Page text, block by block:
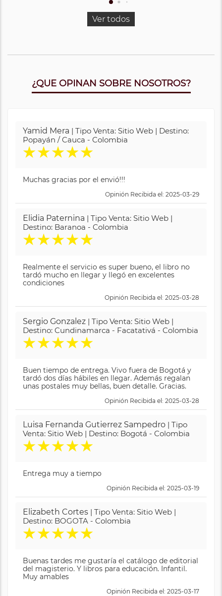
Ver todos
¿QUE OPINAN SOBRE NOSOTROS?
Yamid Mera | Tipo Venta: Sitio Web | Destino:
Popayán / Cauca - Colombia
★★★★★
Muchas gracias por el envió!!!
Opinión Recibida el: 2025-03-29
Elidia Paternina | Tipo Venta: Sitio Web |
Destino: Baranoa - Colombia
★★★★★
Realmente el servicio es super bueno, el libro no
tardó mucho en llegar y llegó en excelentes
condiciones
Opinión Recibida el: 2025-03-28
Sergio Gonzalez | Tipo Venta: Sitio Web |
Destino: Cundinamarca - Facatativá - Colombia
★★★★★
Buen tiempo de entrega. Vivo fuera de Bogotá y
tardó dos días hábiles en llegar. Además regalan
unas postales muy bellas, buen detalle. Gracias.
Opinión Recibida el: 2025-03-28
Luisa Fernanda Gutierrez Sampedro | Tipo
Venta: Sitio Web | Destino: Bogotá - Colombia
★★★★★
Entrega muy a tiempo
Opinión Recibida el: 2025-03-19
Elizabeth Cortes | Tipo Venta: Sitio Web |
Destino: BOGOTA - Colombia
★★★★★
Buenas tardes me gustaría el catálogo de editorial
del magisterio. Y libros para educación. Infantil.
Muy amables
Opinión Recibida el: 2025-03-17